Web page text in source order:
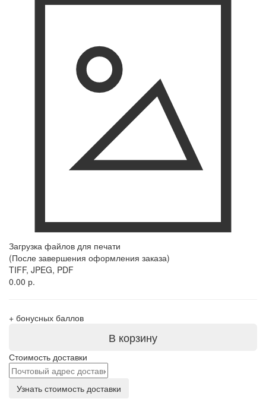
Загрузка файлов для печати
(После завершения оформления заказа)
TIFF, JPEG, PDF
0.00 р.
+ бонусных баллов
В корзину
Стоимость доставки
Узнать стоимость доставки